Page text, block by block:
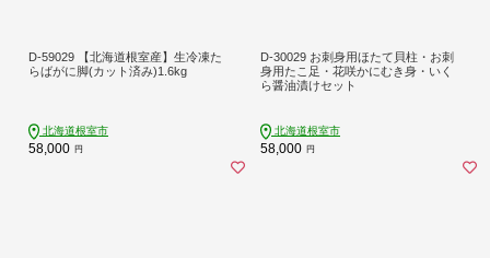
D-59029 【北海道根室産】生冷凍た
らばがに脚(カット済み)1.6kg
北海道根室市
58,000 円
D-30029 お刺身用ほたて貝柱・お刺
身用たこ足・花咲かにむき身・いく
ら醤油漬けセット
北海道根室市
58,000 円